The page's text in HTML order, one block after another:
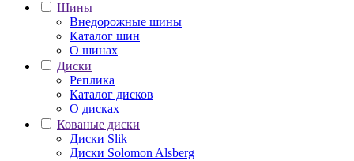
Шины
Внедорожные шины
Каталог шин
О шинах
Диски
Реплика
Каталог дисков
О дисках
Кованые диски
Диски Slik
Диски Solomon Alsberg